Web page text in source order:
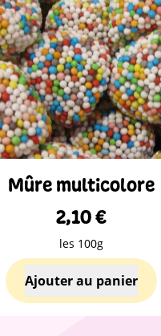
Mûre multicolore
2,10€
les 100g